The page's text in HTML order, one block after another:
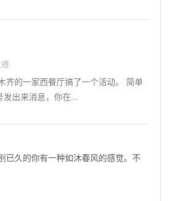
齐的一家西餐厅搞了一个活动。 简单
出来消息，你在...
久的你有一种如沐春风的感觉。 不